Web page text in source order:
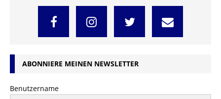
ABONNIERE MEINEN NEWSLETTER
Benutzername